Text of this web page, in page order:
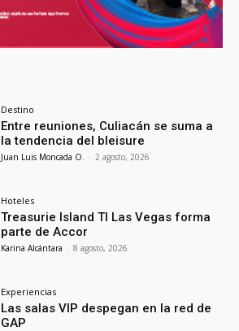
Destino
Entre reuniones, Culiacán se suma a
la tendencia del bleisure
Juan Luis Moncada O. - 2 agosto, 2026
Hoteles
Treasurie Island TI Las Vegas forma
parte de Accor
Karina Alcántara - 8 agosto, 2026
Experiencias
Las salas VIP despegan en la red de
GAP